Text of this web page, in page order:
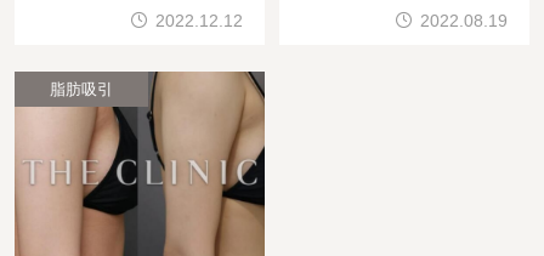
ストレートな脚にしたいと
のことでした。外の張り出
プローチします。傷
2022.12.12
。頬顎下の脂肪吸引はフェ
イスラインをすっきりさせ
2022.08.19
脂肪吸引